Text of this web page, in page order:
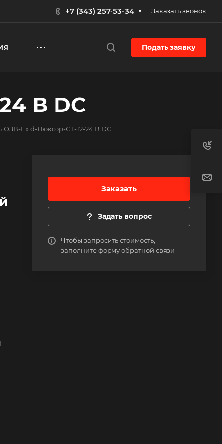
+7 (343) 257-53-34 Заказать звонок
Подать заявку
В DC
ОЗВ-Ex d-Люксор-СТ-12-24 В DC
Заказать
Задать вопрос
Чтобы запросить стоимость,
заполните форму обратной связи